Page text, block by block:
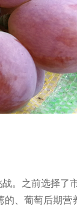
。之前选择了
、葡萄后期营